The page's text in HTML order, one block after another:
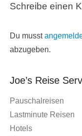
Schreibe einen
Du musst
abzugeben.
Joe’s Reise
Pauschalreisen
Lastminute Reisen
Hotels